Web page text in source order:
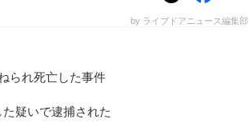
by ライブドアニュース編集部
られ死亡した事件
疑いで逮捕された